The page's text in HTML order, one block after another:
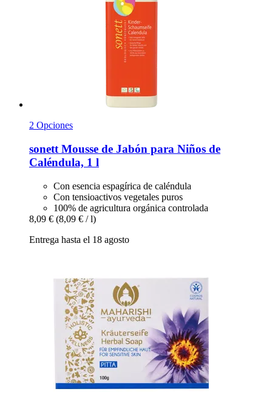
2 Opciones
sonett Mousse de Jabón para Niños de
Caléndula, 1 l
Con esencia espagírica de caléndula
Con tensioactivos vegetales puros
100% de agricultura orgánica controlada
8,09 € (8,09 € / l)
Entrega hasta el 18 agosto